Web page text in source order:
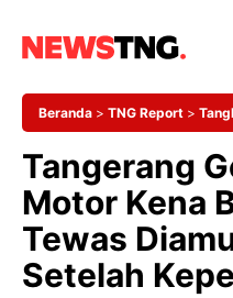
Beranda > TNG Report >
Kepergok Warga!
Tangerang
Motor Kena
Tewas
Setelah